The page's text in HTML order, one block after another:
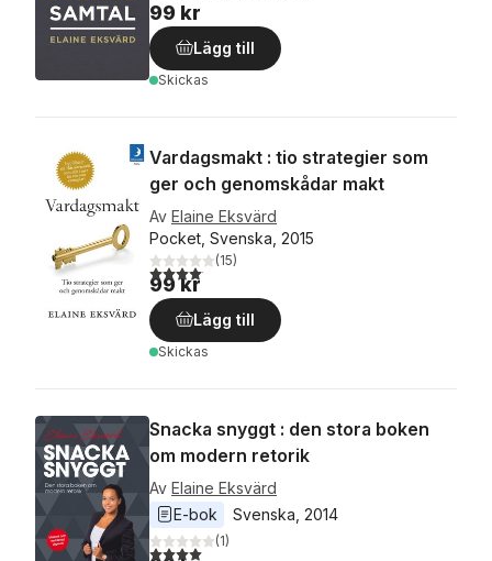
99 kr
Lägg till
Skickas
Vardagsmakt : tio strategier som
ger och genomskådar makt
Av Elaine Eksvärd
Pocket, Svenska, 2015
4,1utav 5 stjärnor. Totalt antal röster:
(15)
99 kr
Lägg till
Skickas
Snacka snyggt : den stora boken
om modern retorik
Av Elaine Eksvärd
E-bok
Svenska 2014
4,0utav 5 stjärnor. Totalt antal röster:
(1)